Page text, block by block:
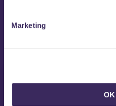
Marketing
OK
MEZZ tipt